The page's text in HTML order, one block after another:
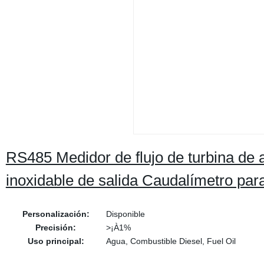
RS485 Medidor de flujo de turbina
inoxidable de salida Caudalímetro
Personalización:
Disponible
Precisión:
>¡À1%
Uso principal:
Agua, Combustible Diesel, Fuel Oil